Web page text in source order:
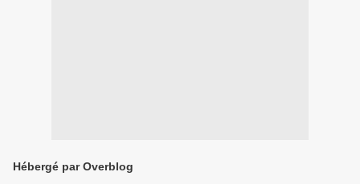
Hébergé par Overblog